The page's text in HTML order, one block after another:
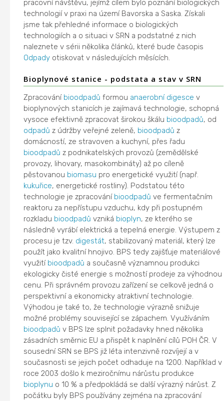
pracovní návštěvu, jejímž cílem bylo poznání biologických
technologií v praxi na území Bavorska a Saska. Získali
jsme tak přehledné informace o biologických
technologiích a o situaci v SRN a podstatné z nich
naleznete v sérii několika článků, které bude časopis
Odpady otiskovat v následujících měsících.
Bioplynové stanice - podstata a stav v SRN
Zpracování bioodpadů formou anaerobní digesce v
bioplynových stanicích je zajímavá technologie, schopná
vysoce efektivně zpracovat širokou škálu bioodpadů, od
odpadů z údržby veřejné zeleně, bioodpadů z
domácností, ze stravoven a kuchyní, přes řadu
bioodpadů z podnikatelských provozů (zemědělské
provozy, lihovary, masokombináty) až po cíleně
pěstovanou biomasu pro energetické využití (např.
kukuřice, energetické rostliny). Podstatou této
technologie je zpracování bioodpadů ve fermentačním
reaktoru za nepřístupu vzduchu, kdy při postupném
rozkladu bioodpadů vzniká bioplyn, ze kterého se
následně vyrábí elektrická a tepelná energie. Výstupem z
procesu je tzv. digestát, stabilizovaný materiál, který lze
použít jako kvalitní hnojivo. BPS tedy zajišťuje materiálové
využití bioodpadů a současně významnou produkci
ekologicky čisté energie s možností prodeje za výhodnou
cenu. Při správném provozu zařízení se celkově jedná o
perspektivní a ekonomicky atraktivní technologie.
Výhodou je také to, že technologie výrazně snižuje
možné problémy související se zápachem. Využíváním
bioodpadů v BPS lze splnit požadavky hned několika
zásadních směrnic EU a přispět k naplnění cílů POH ČR. V
sousední SRN se BPS již léta intenzivně rozvíjejí a v
současnosti se jejich počet odhaduje na 1200. Například v
roce 2003 došlo k meziročnímu nárůstu produkce
bioplynu o 10 % a předpokládá se další výrazný nárůst. Z
počátku byly BPS používány zejména na zpracování